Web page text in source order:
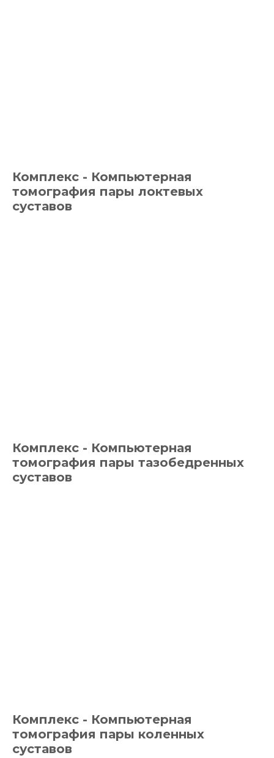
Комплекс - Компьютерная
томография пары локтевых
суставов
Комплекс - Компьютерная
томография пары тазобедренных
суставов
Комплекс - Компьютерная
томография пары коленных
суставов